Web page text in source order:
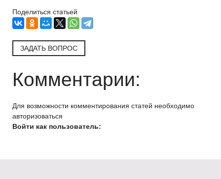
Поделиться статьей
ЗАДАТЬ ВОПРОС
Комментарии:
Для возможности комментирования статей необходимо
авторизоваться
Войти как пользователь: